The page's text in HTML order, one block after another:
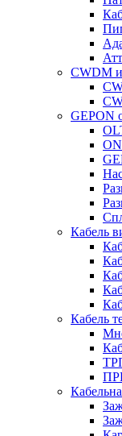
CWDM
GEPON
Кабель
Кабель